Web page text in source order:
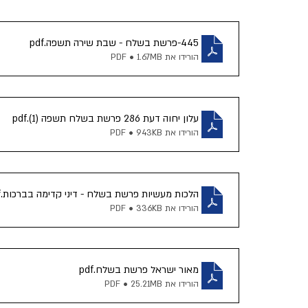
אריה דרעי מורנו הרב צמח קרן שותפים
445-פרשת בשלח - שבת שירה תשפה .pdf
הורידו את PDF • 1.67MB
עלון יחוה דעת 286 פרשת בשלח תשפה (1) .pdf
הורידו את PDF • 943KB
הלכות מעשיות פרשת בשלח - דיני קדימה בברכות.pdf
הורידו את PDF • 336KB
מאור ישראל פרשת בשלח.pdf
הורידו את PDF • 25.21MB